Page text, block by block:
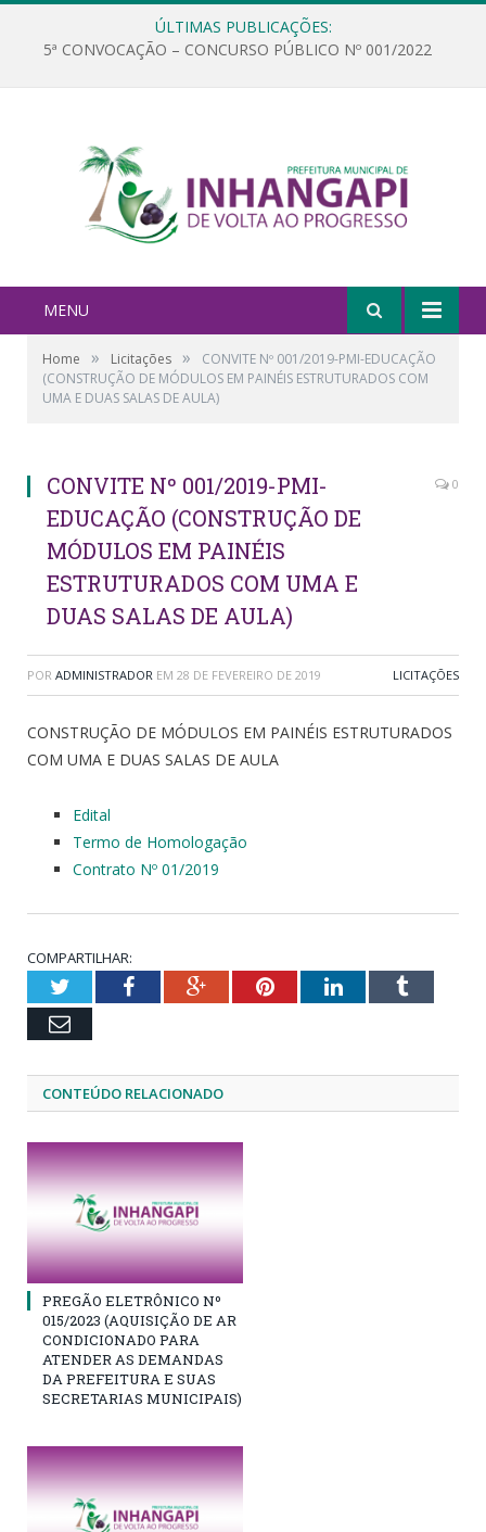
ÚLTIMAS PUBLICAÇÕES:
5ª CONVOCAÇÃO – CONCURSO PÚBLICO Nº 001/2022
MENU
Home » Licitações »
CONVITE Nº 001/2019-PMI-EDUCAÇÃO
(CONSTRUÇÃO DE MÓDULOS EM PAINÉIS ESTRUTURADOS COM
UMA E DUAS SALAS DE AULA)
CONVITE Nº 001/2019-PMI-
EDUCAÇÃO (CONSTRUÇÃO DE
MÓDULOS EM PAINÉIS
ESTRUTURADOS COM UMA E
DUAS SALAS DE AULA)
0
POR ADMINISTRADOR EM 28 DE FEVEREIRO DE 2019 LICITAÇÕES
CONSTRUÇÃO DE MÓDULOS EM PAINÉIS ESTRUTURADOS
COM UMA E DUAS SALAS DE AULA
Edital
Termo de Homologação
Contrato Nº 01/2019
COMPARTILHAR:
TwitterFacebookGoogle+PinterestLinkedInTumblr
Email
CONTEÚDO RELACIONADO
PREGÃO ELETRÔNICO Nº
015/2023 (AQUISIÇÃO DE AR
CONDICIONADO PARA
ATENDER AS DEMANDAS
DA PREFEITURA E SUAS
SECRETARIAS MUNICIPAIS)